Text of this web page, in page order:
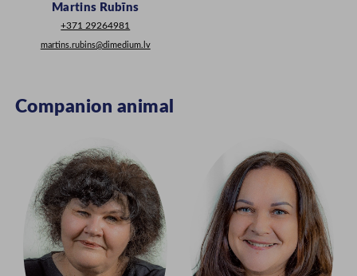
Martins Rubīns
+371 29264981
martins.rubins@dimedium.lv
Companion animal